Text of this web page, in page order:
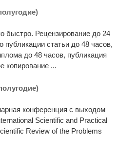
быстро. Рецензирование до 24
публикации статьи до 48 часов,
до 48 часов, публикация
копирование ...
конференция с выходом
Scientific and Practical
Review of the Problems